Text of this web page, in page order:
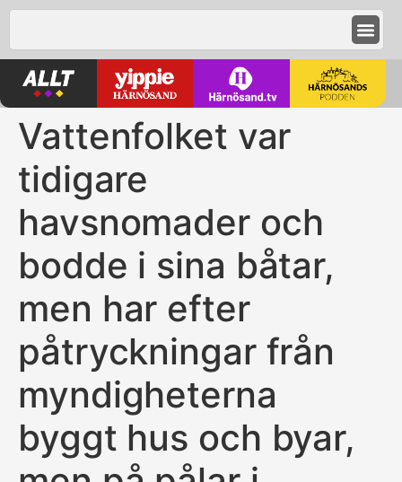
Vattenfolket var
tidigare
havsnomader och
bodde i sina båtar,
men har efter
påtryckningar från
myndigheterna
byggt hus och byar,